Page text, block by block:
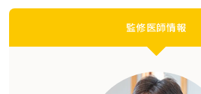
監修医師情報